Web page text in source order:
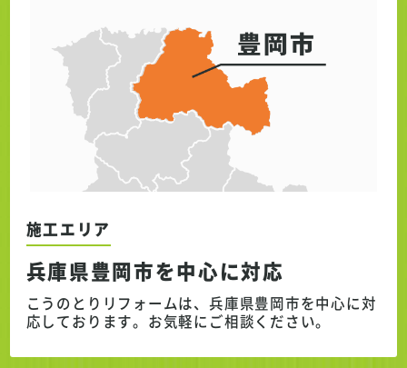
施工エリア
兵庫県豊岡市を中心に対応
こうのとりリフォームは、兵庫県豊岡市を中心に対
応しております。 お気軽にご相談ください。